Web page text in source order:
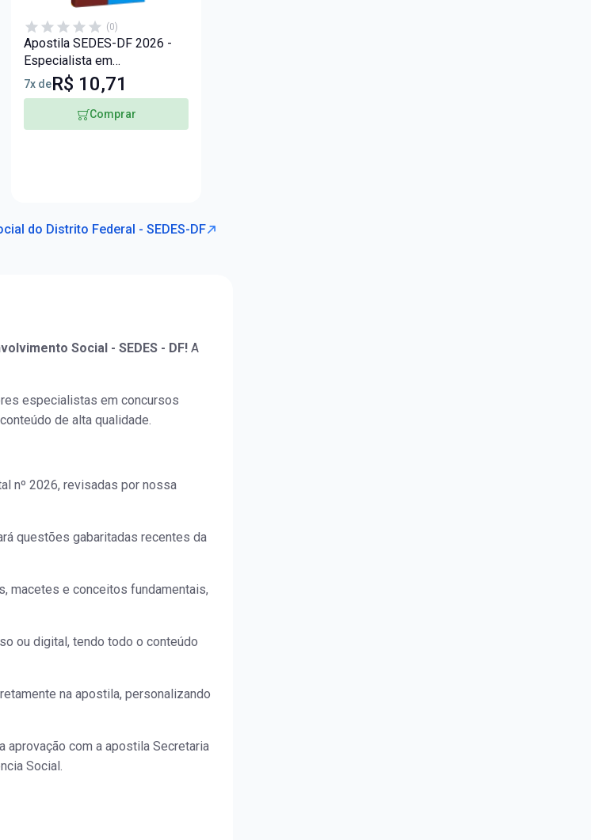
(0)
Apostila SEDES-DF 2026 -
Especialista em
Desenvolvimento e
Assistência Social (EDAS) -
Direito e Legislação
7x deR$ 10,71
Comprar
do Distrito Federal - SEDES-DF
Social - SEDES - DF! A
especialistas em concursos
de alta qualidade.
nº 2026, revisadas por nossa
questões gabaritadas recentes da
macetes e conceitos fundamentais,
ou digital, tendo todo o conteúdo
na apostila, personalizando
aprovação com a apostila Secretaria
Social.